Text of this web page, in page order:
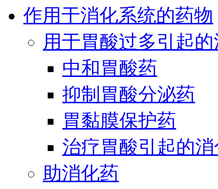
作用于消化系统的药物
用于胃酸过多引起
中和胃酸药
抑制胃酸分泌药
胃黏膜保护药
治疗胃酸引起的
助消化药